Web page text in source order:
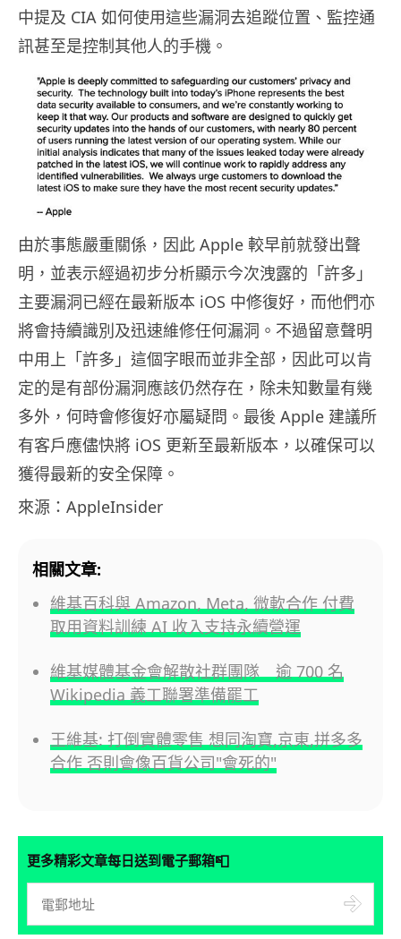
中提及 CIA 如何使用這些漏洞去追蹤位置、監控通
訊甚至是控制其他人的手機。
由於事態嚴重關係，因此 Apple 較早前就發出聲
明，並表示經過初步分析顯示今次洩露的「許多」
主要漏洞已經在最新版本 iOS 中修復好，而他們亦
將會持續識別及迅速維修任何漏洞。不過留意聲明
中用上「許多」這個字眼而並非全部，因此可以肯
定的是有部份漏洞應該仍然存在，除未知數量有幾
多外，何時會修復好亦屬疑問。最後 Apple 建議所
有客戶應儘快將 iOS 更新至最新版本，以確保可以
獲得最新的安全保障。
來源：AppleInsider
相關文章:
維基百科與 Amazon, Meta, 微軟合作 付費
取用資料訓練 AI 收入支持永續營運
維基媒體基金會解散社群團隊 逾 700 名
Wikipedia 義工聯署準備罷工
王維基: 打倒實體零售 想同淘寶,京東,拼多多
合作 否則會像百貨公司"會死的"
更多精彩文章每日送到電子郵箱📮